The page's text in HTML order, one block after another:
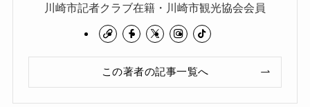
川崎市記者クラブ在籍・川崎市観光協会会員
この著者の記事一覧へ